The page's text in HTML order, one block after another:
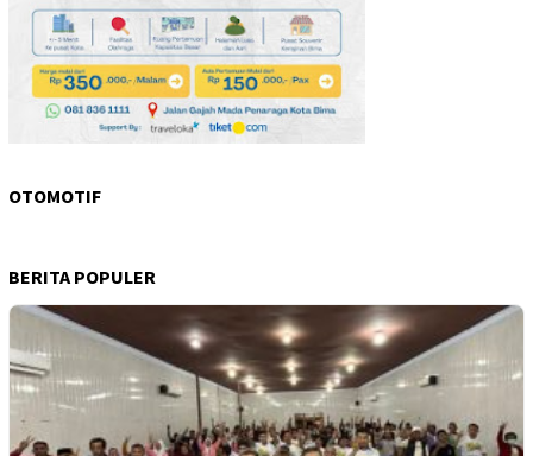
OTOMOTIF
BERITA POPULER